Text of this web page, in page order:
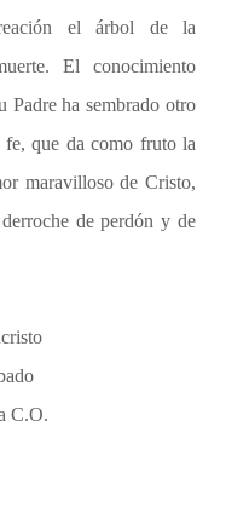
el árbol de la
El conocimiento
Padre ha sembrado otro
fe, que da como fruto la
maravilloso de Cristo,
de perdón y de
C.O.